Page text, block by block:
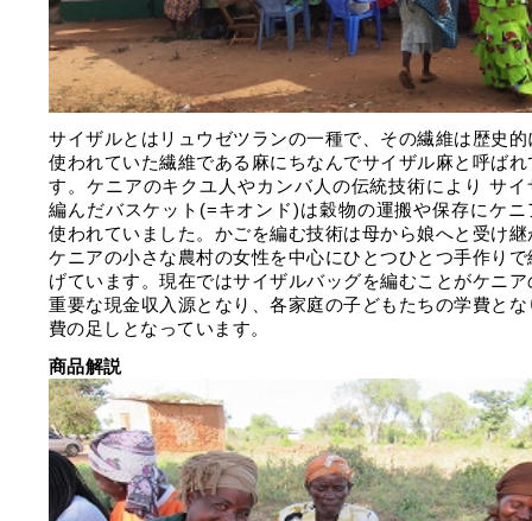
サイザルとはリュウゼツランの一種で、その繊維は歴史
使われていた繊維である麻にちなんでサイザル麻と呼ば
す。ケニアのキクユ人やカンバ人の伝統技術により サイ
編んだバスケット(=キオンド)は穀物の運搬や保存にケニ
使われていました。かごを編む技術は母から娘へと受け
ケニアの小さな農村の女性を中心にひとつひとつ手作り
げています。現在ではサイザルバッグを編むことがケニ
重要な現金収入源となり、各家庭の子どもたちの学費と
費の足しとなっています。
商品解説